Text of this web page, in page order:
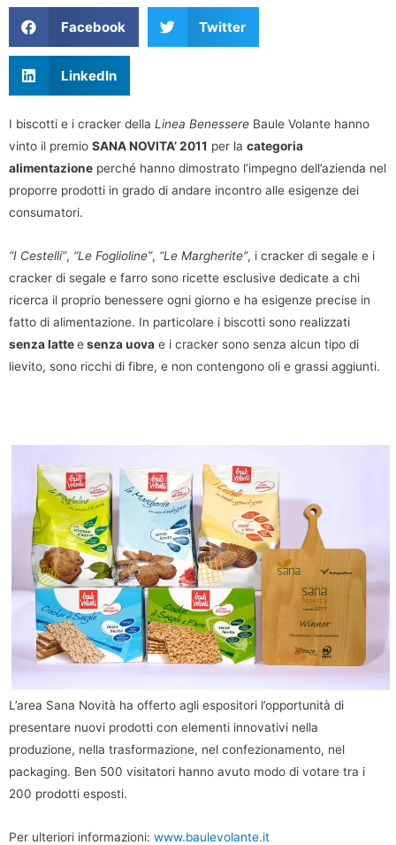
Facebook Twitter
LinkedIn
I biscotti e i cracker della Linea Benessere Baule Volante hanno
vinto il premio SANA NOVITA’ 2011 per la categoria
alimentazione perché hanno dimostrato l’impegno dell’azienda nel
proporre prodotti in grado di andare incontro alle esigenze dei
consumatori.
“I Cestelli”, “Le Foglioline”, “Le Margherite”, i cracker di segale e i
cracker di segale e farro sono ricette esclusive dedicate a chi
ricerca il proprio benessere ogni giorno e ha esigenze precise in
fatto di alimentazione. In particolare i biscotti sono realizzati
senza latteesenza uova e i cracker sono senza alcun tipo di
lievito, sono ricchi di fibre, e non contengono oli e grassi aggiunti.
L’area Sana Novità ha offerto agli espositori l’opportunità di
presentare nuovi prodotti con elementi innovativi nella
produzione, nella trasformazione, nel confezionamento, nel
packaging. Ben 500 visitatori hanno avuto modo di votare tra i
200 prodotti esposti.
Per ulteriori informazioni: www.baulevolante.it